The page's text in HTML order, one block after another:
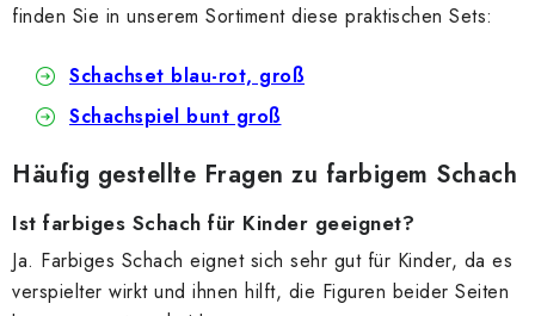
finden Sie in unserem Sortiment diese praktischen Sets:
Schachset blau-rot, groß
Schachspiel bunt groß
Häufig gestellte Fragen zu farbigem Schach
Ist farbiges Schach für Kinder geeignet?
Ja. Farbiges Schach eignet sich sehr gut für Kinder, da es
verspielter wirkt und ihnen hilft, die Figuren beider Seiten